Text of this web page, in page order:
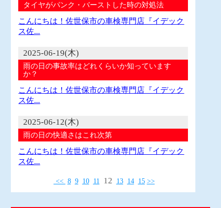
タイヤがパンク・バーストした時の対処法
こんにちは！佐世保市の車検専門店『イデック
ス佐...
2025-06-19(木)
雨の日の事故率はどれくらいか知っています
か？
こんにちは！佐世保市の車検専門店『イデック
ス佐...
2025-06-12(木)
雨の日の快適さはこれ次第
こんにちは！佐世保市の車検専門店『イデック
ス佐...
<< 8 9 10 11 12 13 14 15 >>